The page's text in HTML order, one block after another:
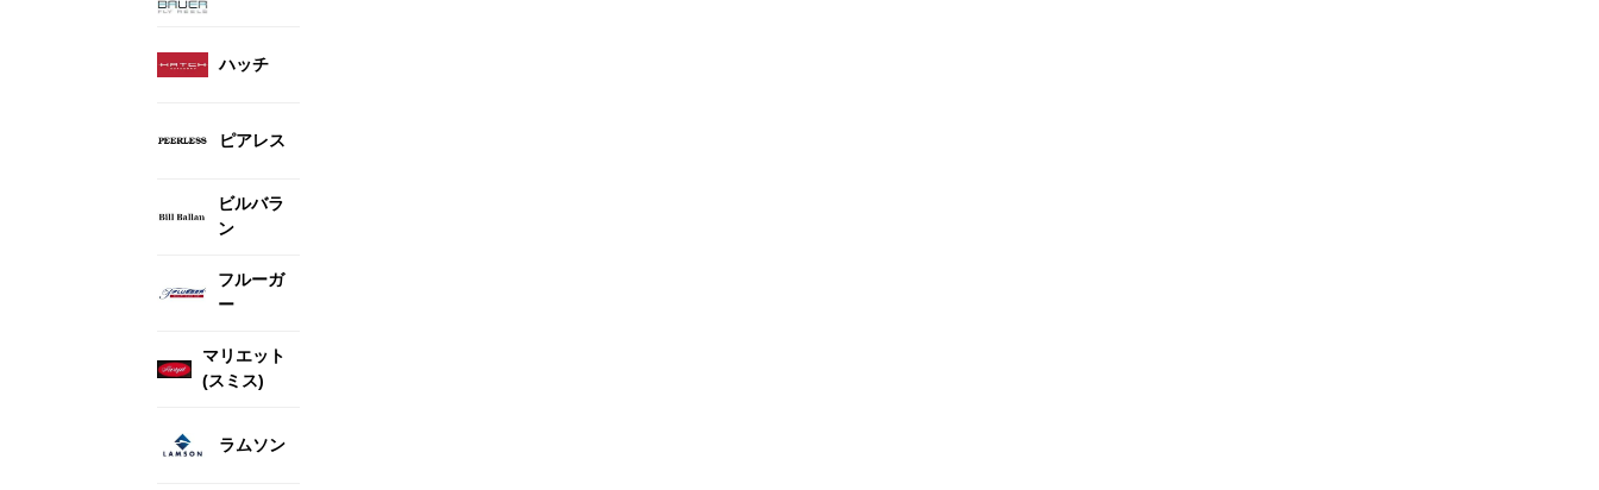
ハッチ
ピアレス
ビルバラ
ン
フルーガ
ー
マリエット
(スミス)
ラムソン